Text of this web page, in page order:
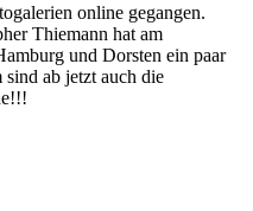
online gegangen.
Thiemann hat am
und Dorsten ein paar
sind ab jetzt auch die